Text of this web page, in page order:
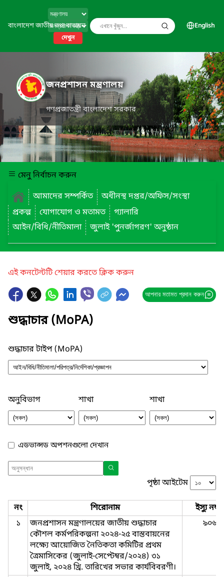
বাংলাদেশ জাতীয় তথ্য বাতায়ন
দেখুন
English
জনপ্রশাসন মন্ত্রণালয়
গণপ্রজাতন্ত্রী বাংলাদেশ সরকার
মেনু নির্বাচন করুন
আমাদের সম্পর্কিত
অধীনস্থ দপ্তর/অফিস/সংস্থা
প্রকল্প
যোগাযোগ ও মতামত
গ্যালারি
আইন/বিধি/নীতিমালা
জুলাই 'পুনর্জাগরণ' অনুষ্ঠান
এই কনটেন্টটি শেয়ার করতে ক্লিক করুন
আপনার মতামত প্রদান করুন
শুদ্ধাচার (MoPA)
শুদ্ধাচার টাইপ (MoPA)
অনুবিভাগ শাখা শাখা
এডভান্সড অপশনগুলো দেখান
পৃষ্ঠা আইটেম
নং শিরোনাম
ইস্যু নম্বর
১
জনপ্রশাসন মন্ত্রণালয়ের জাতীয় শুদ্ধাচার
কৌশল কর্মপরিকল্পনা ২০২৪-২৫ বাস্তবায়নের
লক্ষ্যে আয়োজিত নৈতিকতা কমিটির প্রথম
ত্রৈমাসিকের (জুলাই-সেপ্টেম্বর/২০২৪) ৩১
জুলাই, ২০২৪ খ্রি. তারিখের সভার কার্যবিবরণী।
৯০৬